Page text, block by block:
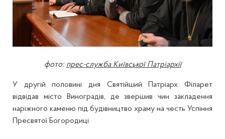
фото: прес-служба Київської Патріархії
У другій половині дня Святійший Патріарх Філарет
відвідав місто Виноградів, де звершив чин закладення
наріжного каменю під будівництво храму на честь Успіння
Пресвятої Богородиці.